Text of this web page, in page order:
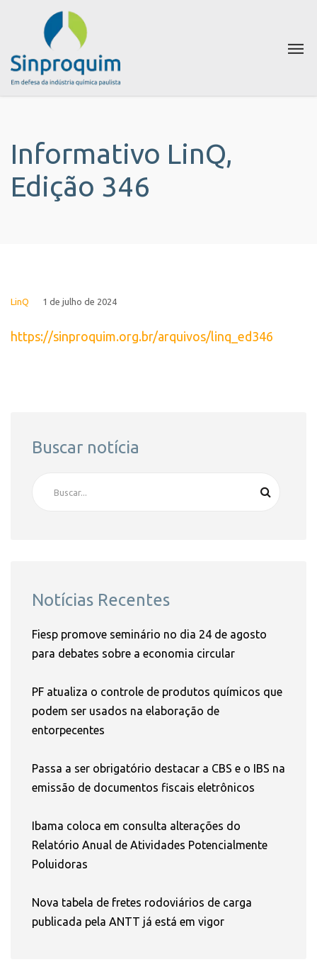
Informativo LinQ,
Edição 346
LinQ 1 de julho de 2024
https://sinproquim.org.br/arquivos/linq_ed346
Buscar notícia
Notícias Recentes
Fiesp promove seminário no dia 24 de agosto
para debates sobre a economia circular
PF atualiza o controle de produtos químicos que
podem ser usados na elaboração de
entorpecentes
Passa a ser obrigatório destacar a CBS e o IBS na
emissão de documentos fiscais eletrônicos
Ibama coloca em consulta alterações do
Relatório Anual de Atividades Potencialmente
Poluidoras
Nova tabela de fretes rodoviários de carga
publicada pela ANTT já está em vigor